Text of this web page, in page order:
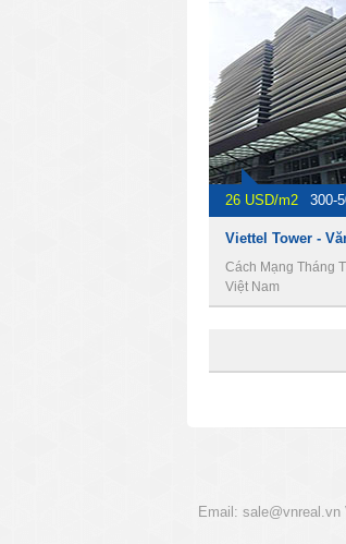
26 USD/m2 300-
Cách Mạng Tháng
Việt Nam
Email: sale@vnreal.vn